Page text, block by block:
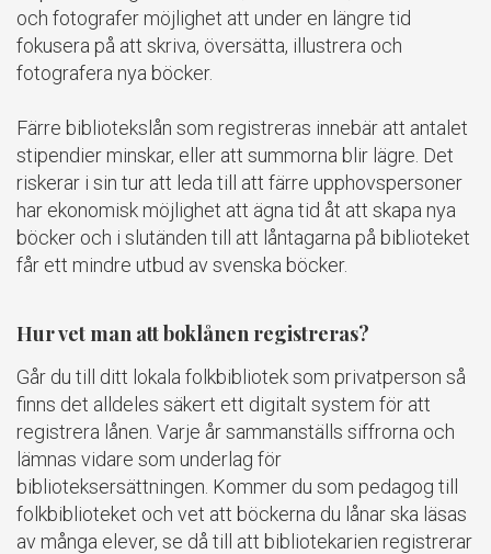
och fotografer möjlighet att under en längre tid
fokusera på att skriva, översätta, illustrera och
fotografera nya böcker.
Färre bibliotekslån som registreras innebär att antalet
stipendier minskar, eller att summorna blir lägre. Det
riskerar i sin tur att leda till att färre upphovspersoner
har ekonomisk möjlighet att ägna tid åt att skapa nya
böcker och i slutänden till att låntagarna på biblioteket
får ett mindre utbud av svenska böcker.
Hur vet man att boklånen registreras?
Går du till ditt lokala folkbibliotek som privatperson så
finns det alldeles säkert ett digitalt system för att
registrera lånen. Varje år sammanställs siffrorna och
lämnas vidare som underlag för
biblioteksersättningen. Kommer du som pedagog till
folkbiblioteket och vet att böckerna du lånar ska läsas
av många elever, se då till att bibliotekarien registrerar